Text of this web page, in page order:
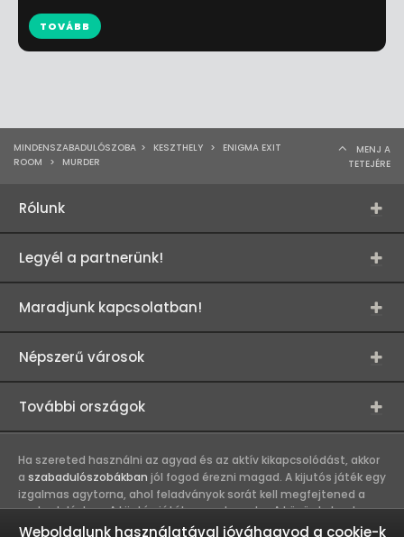
TOVÁBB
MINDENSZABADULÓSZOBA > KESZTHELY >
ENIGMA EXIT
ROOM
> MURDER
MENJ A
TETEJÉRE
Rólunk
Legyél a partnerünk!
Maradjunk kapcsolatban!
Népszerű városok
További országok
Ha szereted használni az agyad és az aktív kikapcsolódást, akkor
a szabadulószobákban jól fogod érezni magad. A kijutós játék egy
izgalmas agytorna, ahol feladványok sorát kell megfejtened a
szabaduláshoz. A kijutós játék csapatmunka. A közös kaland
erősíti a játékosok közötti kapcsolatot, így összehozza a
Weboldalunk használatával jóváhagyod a cookie-k